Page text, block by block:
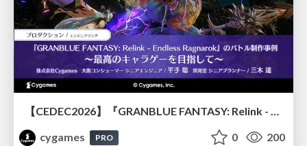
【CEDEC2026】『GRANBLUE FANTASY: Relink - Endless Ragnarok』のバトル制作事例 ～最高のキャラゲーを目指して～
cygames
PRO 0 200